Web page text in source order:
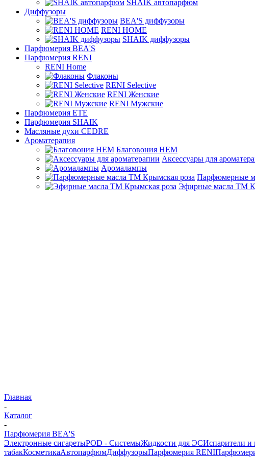
SHAIK автопарфюм
Диффузоры
BEA'S диффузоры
RENI HOME
SHAIK диффузоры
Парфюмерия BEA'S
Парфюмерия RENI
RENI Home
Флаконы
RENI Selective
RENI Женские
RENI Мужские
Парфюмерия ETE
Парфюмерия SHAIK
Масляные духи CEDRE
Ароматерапия
Благовония HEM
Аксессуары для
Аромалампы
Парфюмерные
Эфирные масла ТМ
Главная
-
Каталог
-
Парфюмерия BEA'S
Электронные сигаретыPOD - СистемыЖидкости для ЭСИспарители и
табакКосметикаАвтопарфюмДиффузорыПарфюмерия RENI